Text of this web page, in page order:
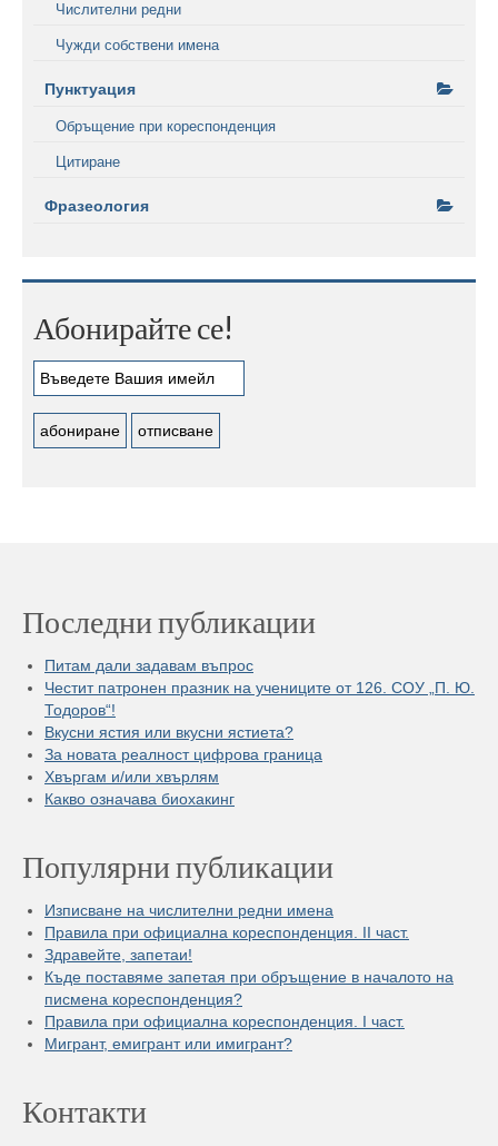
Числителни редни
Чужди собствени имена
Пунктуация
Обръщение при кореспонденция
Цитиране
Фразеология
Абонирайте се!
Последни публикации
Питам дали задавам въпрос
Честит патронен празник на учениците от 126. СОУ „П. Ю.
Тодоров“!
Вкусни ястия или вкусни ястиета?
За новата реалност цифрова граница
Хвъргам и/или хвърлям
Какво означава биохакинг
Популярни публикации
Изписване на числителни редни имена
Правила при официална кореспонденция. II част.
Здравейте, запетаи!
Къде поставяме запетая при обръщение в началото на
писмена кореспонденция?
Правила при официална кореспонденция. I част.
Мигрант, емигрант или имигрант?
Контакти